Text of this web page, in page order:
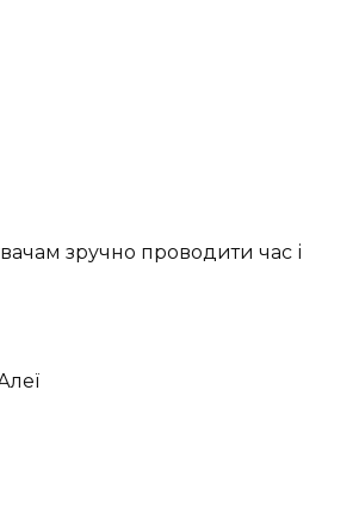
зручно проводити час і